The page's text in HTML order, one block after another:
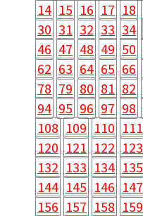
14 15 16 17 18
30 31 32 33 34
46 47 48 49 50
62 63 64 65 66
78 79 80 81 82
94 95 96 97 98
108 109 110 111
120 121 122 123
132 133 134 135
144 145 146 147
156 157 158 159